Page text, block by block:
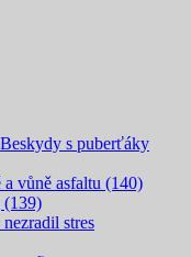
s puberťáky
vůně asfaltu (140)
(139)
stres